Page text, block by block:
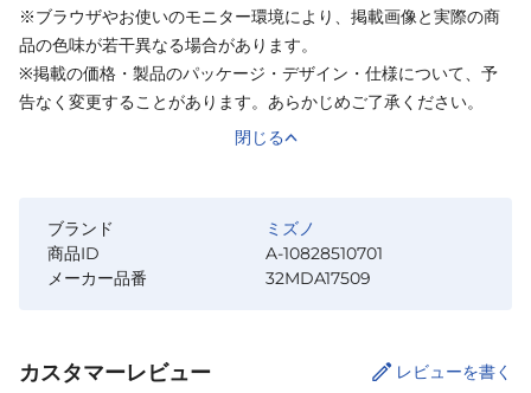
※ブラウザやお使いのモニター環境により、掲載画像と実際の商
品の色味が若干異なる場合があります。
※掲載の価格・製品のパッケージ・デザイン・仕様について、予
告なく変更することがあります。あらかじめご了承ください。
閉じる
ブランド
ミズノ
商品ID
A-10828510701
メーカー品番
32MDA17509
カスタマーレビュー レビューを書く